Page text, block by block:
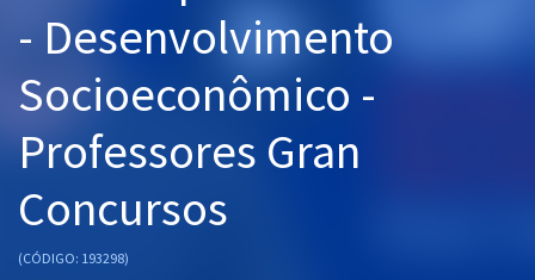
Pós
OAB
Questões grátis
- Desenvolvimento
Socioeconômico -
Professores Gran
Concursos
(CÓDIGO: 193298)